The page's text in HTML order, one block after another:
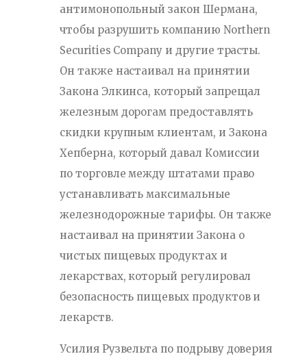
антимонопольный закон Шермана,
чтобы разрушить компанию Northern
Securities Company и другие трасты.
Он также настаивал на принятии
Закона Элкинса, который запрещал
железным дорогам предоставлять
скидки крупным клиентам, и Закона
Хепберна, который давал Комиссии
по торговле между штатами право
устанавливать максимальные
железнодорожные тарифы. Он также
настаивал на принятии Закона о
чистых пищевых продуктах и
лекарствах, который регулировал
безопасность пищевых продуктов и
лекарств.
Усилия Рузвельта по подрыву доверия